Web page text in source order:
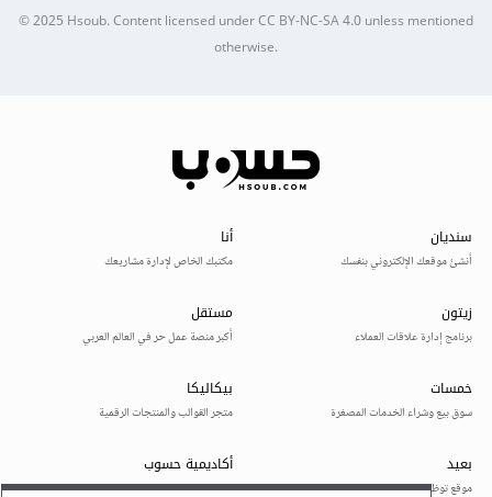
© 2025Hsoub.Content licensed underCC BY-NC-SA 4.0unless mentioned
otherwise.